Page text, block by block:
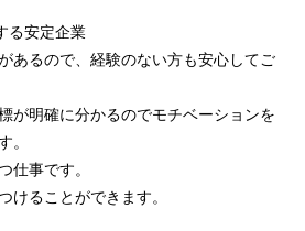
る安定企業
あるので、経験のない方も安心してご
が明確に分かるのでモチベーションを
。
仕事です。
ることができます。